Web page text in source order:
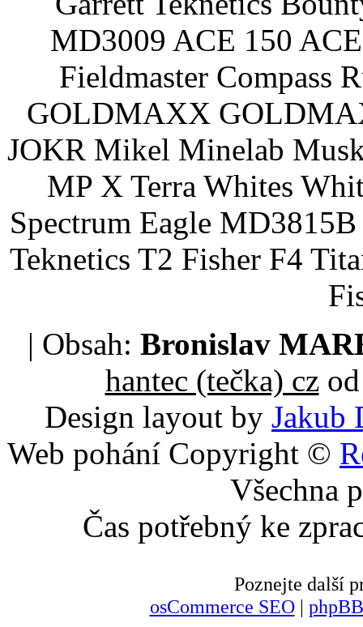
MD3009 ACE 150
Fieldmaster Compass
GOLDMAXX
JOKR Mikel Minelab
MP X Terra Whites
Spectrum Eagle
Teknetics T2 Fisher F4
| Obsah: Bronislav
hantec (tečka) czod
Design layout by Jakub
Web pohání Copyright ©
Všechna
Čas potřebný ke
Poznejte další
osCommerce SEO|